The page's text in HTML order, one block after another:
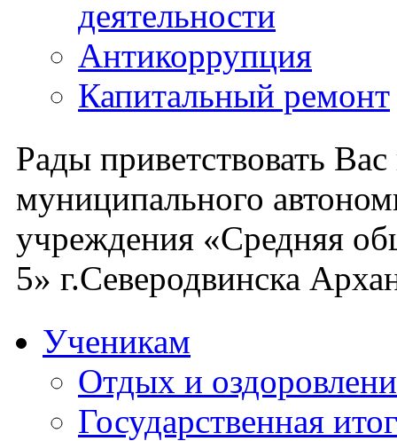
деятельности
Антикоррупция
Капитальный ремонт
Рады приветствовать
муниципального
учреждения «Средняя
5» г.Северодвинска
Ученикам
Отдых и
Государственная